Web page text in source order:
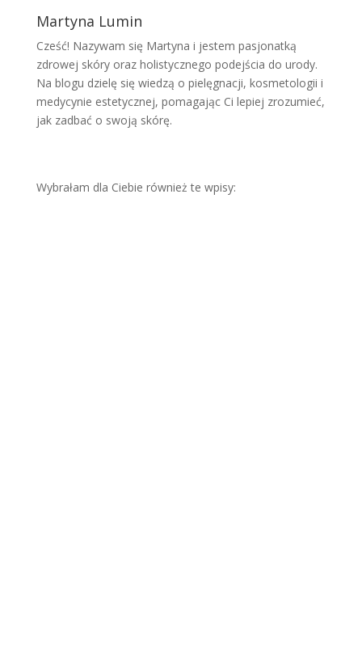
Martyna Lumin
Cześć! Nazywam się Martyna i jestem pasjonatką
zdrowej skóry oraz holistycznego podejścia do urody.
Na blogu dzielę się wiedzą o pielęgnacji, kosmetologii i
medycynie estetycznej, pomagając Ci lepiej zrozumieć,
jak zadbać o swoją skórę.
Wybrałam dla Ciebie również te wpisy: